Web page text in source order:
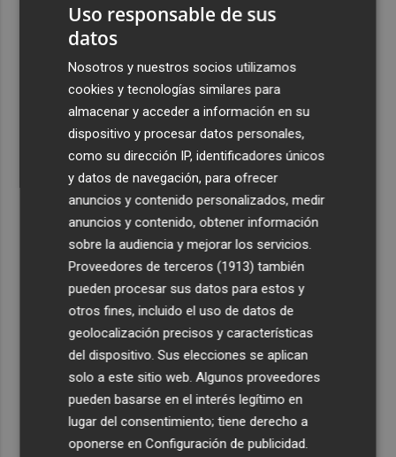
Últimas Noticias
El Hozono Jairis aún necesita un par de incorporaciones
para su cuarto año en la LF Endesa
Ruz ya hace planes para un posible futuro de Clarisas,
más allá de la rehabilitación: ¿retorno de la Dama?
ViviFind, el buscador inmobiliario con IA surgido del
PCUMH, prepara sus primeras alianzas con el sector
Castelló apuesta por convertir el eclipse en un referente
científico: recibirá a un gran equipo de expertos
El Villarreal anuncia a sus seis capitanes: Gerard
Moreno, Foyth, Comesaña, Ayoze, Cardona y Logan
Uso responsable de sus
datos
Nosotros y nuestros socios utilizamos
cookies y tecnologías similares para
almacenar y acceder a información en su
dispositivo y procesar datos personales,
como su dirección IP, identificadores únicos
y datos de navegación, para ofrecer
anuncios y contenido personalizados, medir
anuncios y contenido, obtener información
sobre la audiencia y mejorar los servicios.
Proveedores de terceros (1913) también
pueden procesar sus datos para estos y
otros fines, incluido el uso de datos de
geolocalización precisos y características
del dispositivo. Sus elecciones se aplican
solo a este sitio web. Algunos proveedores
pueden basarse en el interés legítimo en
lugar del consentimiento; tiene derecho a
oponerse enConfiguración de publicidad.